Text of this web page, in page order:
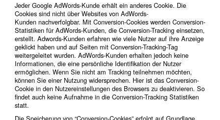
Jeder Google AdWords-Kunde erhält ein anderes Cookie. Die
Cookies sind nicht über Websites von AdWords-
Kunden nachverfolgbar. Mit Conversion-Cookies werden Conversion-
Statistiken für AdWords-Kunden, die Conversion-Tracking einsetzen,
erstellt. Adwords-Kunden erfahren wie viele Nutzer auf ihre Anzeige
geklickt haben und auf Seiten mit Conversion-Tracking-Tag
weitergeleitet wurden. AdWords-Kunden erhalten jedoch keine
Informationen, die eine persönliche Identifikation der Nutzer
ermöglichen. Wenn Sie nicht am Tracking teilnehmen möchten,
können Sie einer Nutzung widersprechen. Hier ist das Conversion-
Cookie in den Nutzereinstellungen des Browsers zu deaktivieren. So
findet auch keine Aufnahme in die Conversion-Tracking Statistiken
statt.